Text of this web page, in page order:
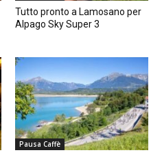
Tutto pronto a Lamosano per
Alpago Sky Super 3
Pausa Caffè